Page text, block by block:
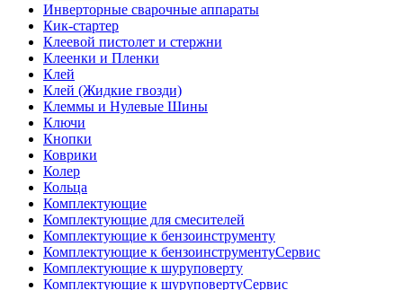
Инверторные сварочные аппараты
Кик-стартер
Клеевой пистолет и стержни
Клеенки и Пленки
Клей
Клей (Жидкие гвозди)
Клеммы и Нулевые Шины
Ключи
Кнопки
Коврики
Колер
Кольца
Комплектующие
Комплектующие для смесителей
Комплектующие к бензоинструменту
Комплектующие к бензоинструментуСервис
Комплектующие к шуруповерту
Комплектующие к шуруповертуСервис